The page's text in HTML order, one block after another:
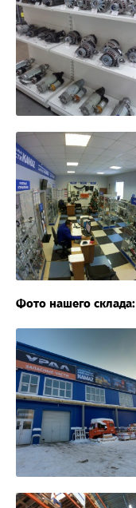
Фото нашего склада: